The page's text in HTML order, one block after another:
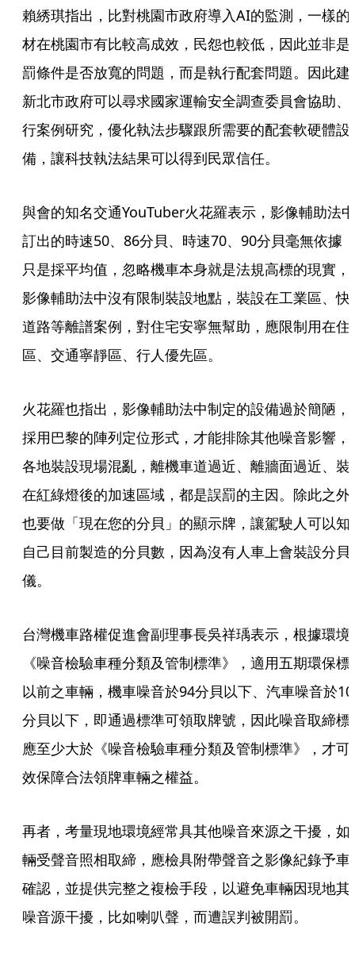
賴綉琪指出，比對桃園市政府導入AI的監測，一樣的
材在桃園市有比較高成效，民怨也較低，因此並非是
罰條件是否放寬的問題，而是執行配套問題。因此建
新北市政府可以尋求國家運輸安全調查委員會協助、
行案例研究，優化執法步驟跟所需要的配套軟硬體設
備，讓科技執法結果可以得到民眾信任。
與會的知名交通YouTuber火花羅表示，影像輔助法中
訂出的時速50、86分貝、時速70、90分貝毫無依據
只是採平均值，忽略機車本身就是法規高標的現實，
影像輔助法中沒有限制裝設地點，裝設在工業區、快
道路等離譜案例，對住宅安寧無幫助，應限制用在住
區、交通寧靜區、行人優先區。
火花羅也指出，影像輔助法中制定的設備過於簡陋，
採用巴黎的陣列定位形式，才能排除其他噪音影響，
各地裝設現場混亂，離機車道過近、離牆面過近、裝
在紅綠燈後的加速區域，都是誤罰的主因。除此之外
也要做「現在您的分貝」的顯示牌，讓駕駛人可以知
自己目前製造的分貝數，因為沒有人車上會裝設分貝
儀。
台灣機車路權促進會副理事長吳祥瑀表示，根據環境
《噪音檢驗車種分類及管制標準》，適用五期環保標
以前之車輛，機車噪音於94分貝以下、汽車噪音於
分貝以下，即通過標準可領取牌號，因此噪音取締標
應至少大於《噪音檢驗車種分類及管制標準》，才可
效保障合法領牌車輛之權益。
再者，考量現地環境經常具其他噪音來源之干擾，如
輛受聲音照相取締，應檢具附帶聲音之影像紀錄予車
確認，並提供完整之複檢手段，以避免車輛因現地其
噪音源干擾，比如喇叭聲，而遭誤判被開罰。